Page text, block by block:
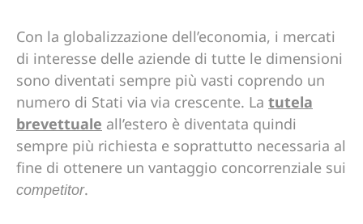
Con la globalizzazione dell’economia, i mercati
di interesse delle aziende di tutte le dimensioni
sono diventati sempre più vasti coprendo un
numero di Stati via via crescente. La tutela
brevettuale all’estero è diventata quindi
sempre più richiesta e soprattutto necessaria al
fine di ottenere un vantaggio concorrenziale sui
competitor.